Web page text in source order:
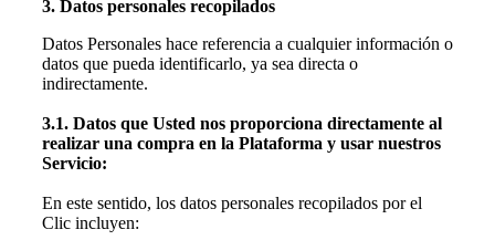
3. Datos personales recopilados
Datos Personales hace referencia a cualquier información o
datos que pueda identificarlo, ya sea directa o
indirectamente.
3.1. Datos que Usted nos proporciona directamente al
realizar una compra en la Plataforma y usar nuestros
Servicio:
En este sentido, los datos personales recopilados por el
Clic incluyen: